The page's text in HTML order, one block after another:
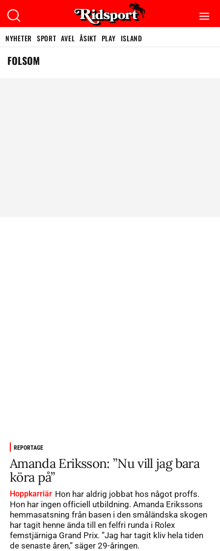
NYHETER SPORT AVEL ÅSIKT PLAY ISLAND
FOLSOM
REPORTAGE
Amanda Eriksson: ”Nu vill jag bara
köra på”
Hoppkarriär Hon har aldrig jobbat hos något proffs.
Hon har ingen officiell utbildning. Amanda Erikssons
hemmasatsning från basen i den småländska skogen
har tagit henne ända till en felfri runda i Rolex
femstjärniga Grand Prix. ”Jag har tagit kliv hela tiden
de senaste åren,” säger 29-åringen.